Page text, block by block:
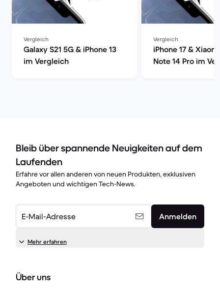
Vergleich
Galaxy S21 5G & iPhone 13
im Vergleich
Vergleich
iPhone 17 &
Note 14 Pro im
Bleib über spannende Neuigkeiten auf dem
Laufenden
Erfahre vor allen anderen von neuen Produkten, exklusiven
Angeboten und wichtigen Tech-News.
E-Mail-Adresse Anmelden
Mehr erfahren
Über uns